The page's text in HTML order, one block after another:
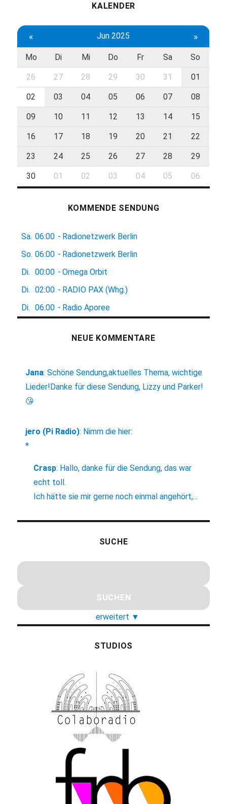
KALENDER
« Jun 2025 »
Mo Di Mi Do Fr Sa So
26 27 28 29 30 31 01
02 03 04 05 06 07 08
09 10 11 12 13 14 15
16 17 18 19 20 21 22
23 24 25 26 27 28 29
30 01 02 03 04 05 06
KOMMENDE SENDUNG
Sa. 06:00 - Radionetzwerk Berlin
So. 06:00 - Radionetzwerk Berlin
Di.
00:00 - Omega Orbit
Di.
02:00 - RADIO PAX (Whg.)
Di.
06:00 - Radio Aporee
NEUE KOMMENTARE
Jana:Schöne Sendung,aktuelles Thema, wichtige
Lieder!Danke für diese Sendung, Lizzy und Parker!
😘
jero (Pi Radio): Nimm die hier:
*
Crasp: Hallo, danke für die Sendung, das war
echt toll.
Ich hätte sie mir gerne noch einmal angehört,...
SUCHE
erweitert ▼
STUDIOS